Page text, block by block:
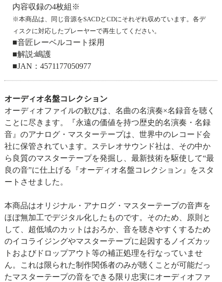
内容収録の4枚組※
※本商品は、同じ音源をSACDとCDにそれぞれ収めています。各デ
ィスクに対応したプレーヤーで再生してください。
■音匠レーベルコート採用
■解説:嶋護
■JAN：4571177050977
オーディオ名盤コレクション
オーディオファイルの歓びは、名曲の名演奏×名録音を聴く
ことに尽きます。『永遠の価値を持つ歴史的名演奏・名録
音』のアナログ・マスターテープは、世界中のレコード会
社に保管されています。ステレオサウンド社は、その中か
ら良質のマスターテープを発掘し、最新技術を駆使して“最
良の音”に仕上げる『オーディオ名盤コレクション』をスタ
ートさせました。
本商品はオリジナル・アナログ・マスターテープの音声を
ほぼ無加工でデジタル化したものです。そのため、原則と
して、超低域のカットはおろか、音を聴きやすくするため
のイコライジングやマスターテープに起因するノイズカッ
トおよびドロップアウト等の補正処理を行なっていませ
ん。これは限られた制作関係者のみが聴くことが可能だっ
たマスターテープの音をできる限り忠実にオーディオファ